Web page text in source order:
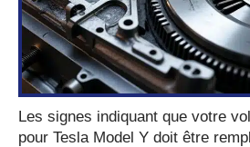
Les signes indiquant que votre
pour Tesla Model Y doit être